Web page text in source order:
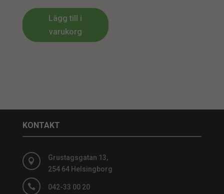
Lägg till i
varukorg
KONTAKT

Grustagsgatan 13,
254 64 Helsingborg
 042-33 00 20